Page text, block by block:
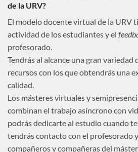
de la URV?
El modelo docente virtual de la URV
actividad de los estudiantes y el
profesorado.
Tendrás al alcance una gran variedad
recursos con los que obtendrás una
calidad.
Los másteres virtuales y
combinan el trabajo asíncrono con
podrás dedicarte al estudio cuando
tendrás contacto con el profesorado
compañeros y compañeras del